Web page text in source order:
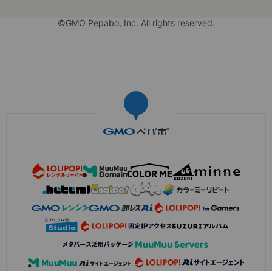
©GMO Pepabo, Inc. All rights reserved.